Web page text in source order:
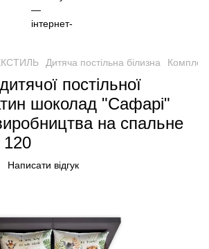
Дитяча постільна білизна
постільної
шоколад "Сафарі"
на спальне
120
Написати відгук